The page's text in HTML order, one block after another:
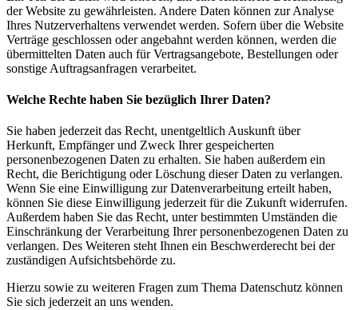
der Website zu gewährleisten. Andere Daten können zur Analyse
Ihres Nutzerverhaltens verwendet werden. Sofern über die Website
Verträge geschlossen oder angebahnt werden können, werden die
übermittelten Daten auch für Vertragsangebote, Bestellungen oder
sonstige Auftragsanfragen verarbeitet.
Welche Rechte haben Sie bezüglich Ihrer Daten?
Sie haben jederzeit das Recht, unentgeltlich Auskunft über
Herkunft, Empfänger und Zweck Ihrer gespeicherten
personenbezogenen Daten zu erhalten. Sie haben außerdem ein
Recht, die Berichtigung oder Löschung dieser Daten zu verlangen.
Wenn Sie eine Einwilligung zur Datenverarbeitung erteilt haben,
können Sie diese Einwilligung jederzeit für die Zukunft widerrufen.
Außerdem haben Sie das Recht, unter bestimmten Umständen die
Einschränkung der Verarbeitung Ihrer personenbezogenen Daten zu
verlangen. Des Weiteren steht Ihnen ein Beschwerderecht bei der
zuständigen Aufsichtsbehörde zu.
Hierzu sowie zu weiteren Fragen zum Thema Datenschutz können
Sie sich jederzeit an uns wenden.